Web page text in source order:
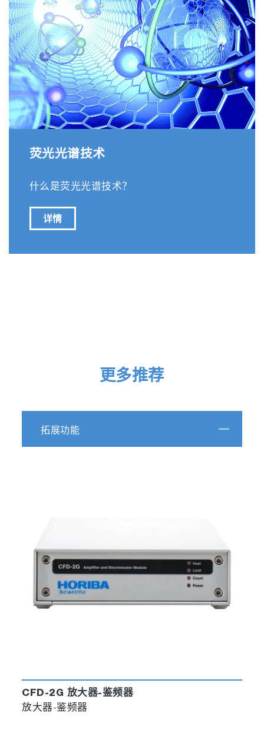
荧光光谱技术
什么是荧光光谱技术？
详情
更多推荐
拓展功能
CFD-2G 放大器-鉴频器
放大器-鉴频器